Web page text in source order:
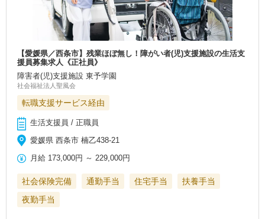
【愛媛県／西条市】残業ほぼ無し！障がい者(児)支援施設の生活支
援員募集求人《正社員》
障害者(児)支援施設 東予学園
社会福祉法人聖風会
転職支援サービス経由
生活支援員 / 正職員
愛媛県 西条市 楠乙438-21
月給 173,000円 ～ 229,000円
社会保険完備 通勤手当 住宅手当
扶養手当
夜勤手当